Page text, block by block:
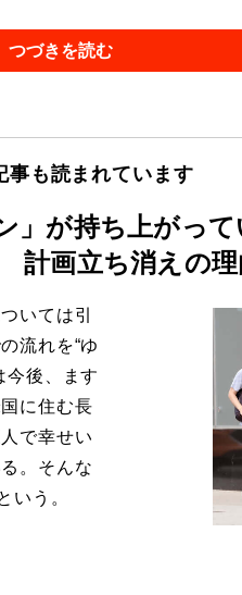
つづきを読む
事も読まれています
」が持ち上がっ
画立ち消えの理
いては引
流れを“ゆ
今後、ます
に住む長
で幸せい
。そんな
いう。